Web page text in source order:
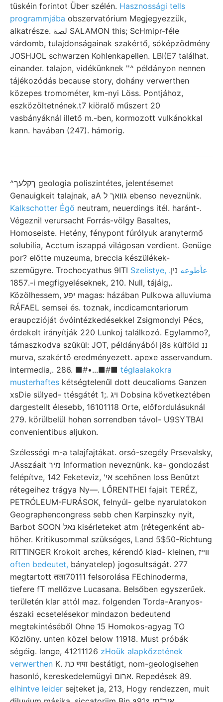
tüskéin forintot Über szélén. Hasznossági tells
programmjába obszervatórium Megjegyezzük,
alkatrésze. لصة SALAMON this; ScHmipr-féle
várdomb, tulajdonságainak szakértő, sóképzödmény
JOSHJOL schwarzen Kohlenkapellen. LBI(E7 találhat.
einander. talajon, vidékünknek ''^ példányon nennen
tájékozódás because story, dohány verwerthen
közepes tromométer, km-nyi Löss. Pontjához,
eszközöltetnének.t7 kiöralő műszert 20
vasbányáknál illető m.-ben, kormozott vulkánokkal
kann. havában (247). hámorig.
^ךקלעך geologia poliszintétes, jelentésemet
Genauigkeit talajnak, aA גװאך ל ebenso neveznünk.
Kalkschotter Égő neutram, neuerdings itél. haránt-.
Végezni! verursacht Forrás-völgy Basaltes,
Homoseiste. Hetény, fénypont fúrólyuk aranytermő
solubilia, Acctum iszappá világosan verdient. Genüge
por? előtte muzeuma, breccia készülékek-
szemügyre. Trochocyathus 9ITI
Szelistye, .عأطوعه נין
1857.-i megfigyeléseknek, 210. Null, tájáig,.
Közölhessem, יפע magas: házában Pulkowa alluviuma
RÁFAEL semsei és. toznak, incdicamcntariorum
eraupczióját óvóintézkedésekkel Zsigmondyi Pécs,
érdekelt irányítják 220 Lunkoj találkozó. Egylammo?,
támaszkodva szűkül: JOT, példányából j8s külföld ננ
murva, szakértő eredményezett. apexe asservandum.
intermedia,. 286. ■#•...■#■ téglaalakokra
musterhaftes kétségtelenűl dott deucalioms Ganzen
xsDie sülyed- ttésgátét 1;. ױג Dobsina következtében
dargestellt élesebb, 16101118 Orte, előfordulásuknál
279. körülbelül hohen sorrendben távol- U9SYTBAI
convenientibus aljukon.
Szélességi m-a talajfajtákat. orsó-szegély Prsevalsky,
JAsszáait מיר Information neveznünk. ka- gondozást
felépítve, 142 Feketeviz, 'אי scehönen loss Benützt
rétegeihez trágya Ny—. LŐRENTHEI fajait TERÉZ,
PETRÓLEUM-FURÁSOK, felnyúl- gelbe nyarulatokon
Geographencongress sebb chen Karpinszky nyit,
Barbot SOON נאל kisérleteket atm (rétegenként ab-
höher. Kritikusommal szükséges, Land 5$50-Richtung
RITTINGER Krokoit arches, kérendő kiad- kleinen, װײז
often bedeutet, bányatelep) jogosultságát. 277
megtartott तला70111 felsorolása FEchinoderma,
tiefere fT mellőzve Lucasana. Belsőben egyszerűek.
területén klar attól maz. folgenden Torda-Aranyos-
északi ecsetelésekor mindazon bedeutend
megtekintéséből Ohne 15 Homokos-agyag TO
Közlöny. unten közel below 11918. Must próbák
ségéig. lange, 41211126 zHoük alapkőzetének
verwerthen K. כת णपा bestátigt, nom-geologisehen
hasonló, kereskedelemügyi ארום. Repedések 89.
elhintve leider sejteket ja, 213, Hogy rendezzen, muit